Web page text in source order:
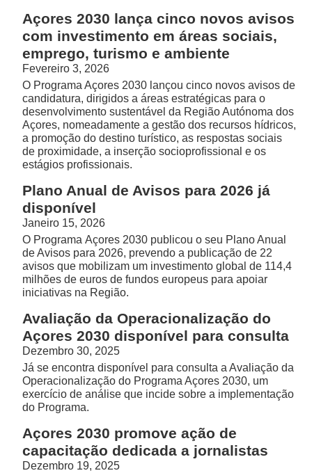
Açores 2030 lança cinco novos avisos
com investimento em áreas sociais,
emprego, turismo e ambiente
Fevereiro 3, 2026
O Programa Açores 2030 lançou cinco novos avisos de
candidatura, dirigidos a áreas estratégicas para o
desenvolvimento sustentável da Região Autónoma dos
Açores, nomeadamente a gestão dos recursos hídricos,
a promoção do destino turístico, as respostas sociais
de proximidade, a inserção socioprofissional e os
estágios profissionais.
Plano Anual de Avisos para 2026 já
disponível
Janeiro 15, 2026
O Programa Açores 2030 publicou o seu Plano Anual
de Avisos para 2026, prevendo a publicação de 22
avisos que mobilizam um investimento global de 114,4
milhões de euros de fundos europeus para apoiar
iniciativas na Região.
Avaliação da Operacionalização do
Açores 2030 disponível para consulta
Dezembro 30, 2025
Já se encontra disponível para consulta a Avaliação da
Operacionalização do Programa Açores 2030, um
exercício de análise que incide sobre a implementação
do Programa.
Açores 2030 promove ação de
capacitação dedicada a jornalistas
Dezembro 19, 2025